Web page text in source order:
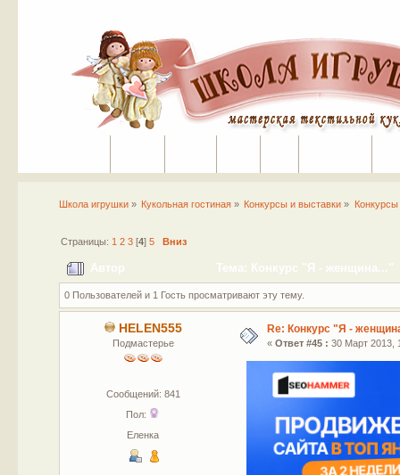
Школа игрушки» Кукольная гостиная » Конкурсы и выставки » Конкурсы
Страницы: 1 2 3[4] 5 Вниз
Автор Тема: Конкурс "Я - женщина..."
0 Пользователей и 1 Гость просматривают эту тему.
HELEN555
Подмастерье
Сообщений: 841
Пол:
Еленка
Re: Конкурс "Я -
« Ответ #45 : 30 Март 2013,